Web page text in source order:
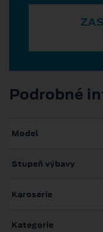
Podrobné
Model
Stupeň výbavy
Karoserie
Kategorie